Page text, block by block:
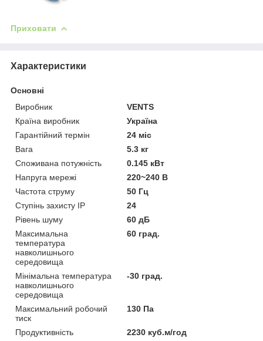
Приховати
Характеристики
Основні
Виробник
VENTS
Країна виробник
Україна
Гарантійний термін
24 міс
Вага
5.3 кг
Споживана потужність
0.145 кВт
Напруга мережі
220~240 В
Частота струму
50 Гц
Ступінь захисту IP
24
Рівень шуму
60 дБ
Максимальна
температура
навколишнього
середовища
60 град.
Мінімальна температура
навколишнього
середовища
-30 град.
Максимальний робочий
тиск
130 Па
Продуктивність
2230 куб.м/год